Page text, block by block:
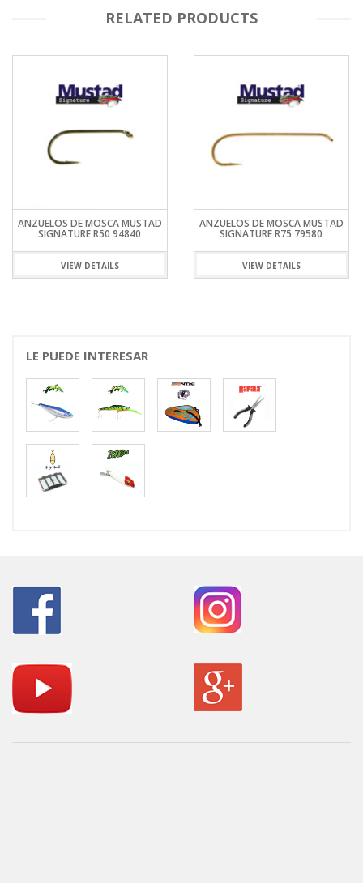
RELATED PRODUCTS
ANZUELOS DE MOSCA MUSTAD
SIGNATURE R50 94840
VIEW DETAILS
ANZUELOS DE MOSCA MUSTAD
SIGNATURE R75 79580
VIEW DETAILS
LE PUEDE INTERESAR